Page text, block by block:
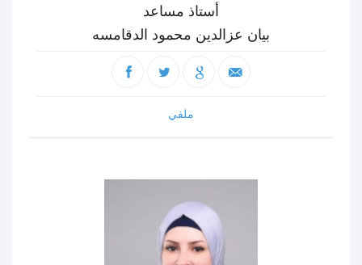
أستاذ مساعد
بيان عزالدين محمود الدقامسه
ملفي